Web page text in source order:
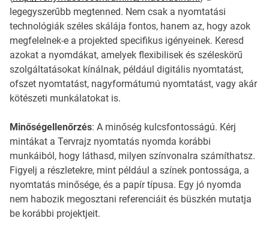
legegyszerűbb megtenned. Nem csak a nyomtatási
technológiák széles skálája fontos, hanem az, hogy azok
megfelelnek-e a projekted specifikus igényeinek. Keresd
azokat a nyomdákat, amelyek flexibilisek és széleskörű
szolgáltatásokat kínálnak, például digitális nyomtatást,
ofszet nyomtatást, nagyformátumú nyomtatást, vagy akár
kötészeti munkálatokat is.
Minőségellenőrzés: A minőség kulcsfontosságú. Kérj
mintákat a Tervrajz nyomtatás nyomda korábbi
munkáiból, hogy láthasd, milyen színvonalra számíthatsz.
Figyelj a részletekre, mint például a színek pontossága, a
nyomtatás minősége, és a papír típusa. Egy jó nyomda
nem habozik megosztani referenciáit és büszkén mutatja
be korábbi projektjeit.